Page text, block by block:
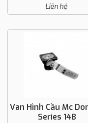
Liên hệ
Van Hình Cầu Mc
Series 14B